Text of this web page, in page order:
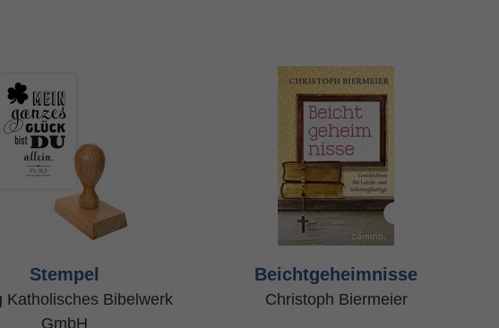
Stempel
Katholisches Bibelwerk
GmbH
Beichtgeheimnisse
Christoph Biermeier